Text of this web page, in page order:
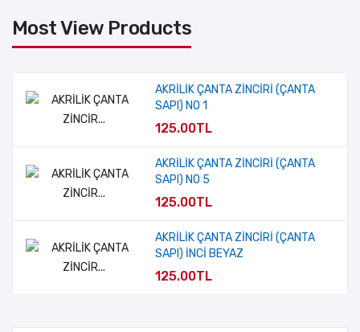
Most View Products
AKRİLİK ÇANTA ZİNCİRİ (ÇANTA
SAPI) NO 1
125.00TL
AKRİLİK ÇANTA ZİNCİRİ (ÇANTA
SAPI) NO 5
125.00TL
AKRİLİK ÇANTA ZİNCİRİ (ÇANTA
SAPI) İNCİ BEYAZ
125.00TL